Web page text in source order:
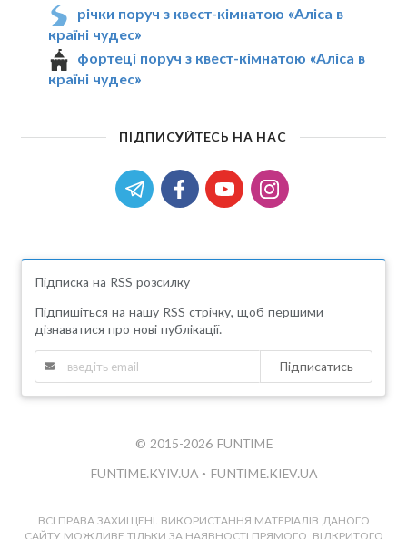
річки поруч з квест-кімнатою «Аліса в
країні чудес»
фортеці поруч з квест-кімнатою «Аліса в
країні чудес»
ПІДПИСУЙТЕСЬ НА НАС
Підписка на RSS розсилку
Підпишіться на нашу RSS стрічку, щоб першими
дізнаватися про нові публікації.
Підписатись
© 2015-2026 FUNTIME
FUNTIME.KYIV.UA • FUNTIME.KIEV.UA
ВСІ ПРАВА ЗАХИЩЕНІ. ВИКОРИСТАННЯ МАТЕРІАЛІВ ДАНОГО
САЙТУ МОЖЛИВЕ ТІЛЬКИ ЗА НАЯВНОСТІ ПРЯМОГО, ВІДКРИТОГО